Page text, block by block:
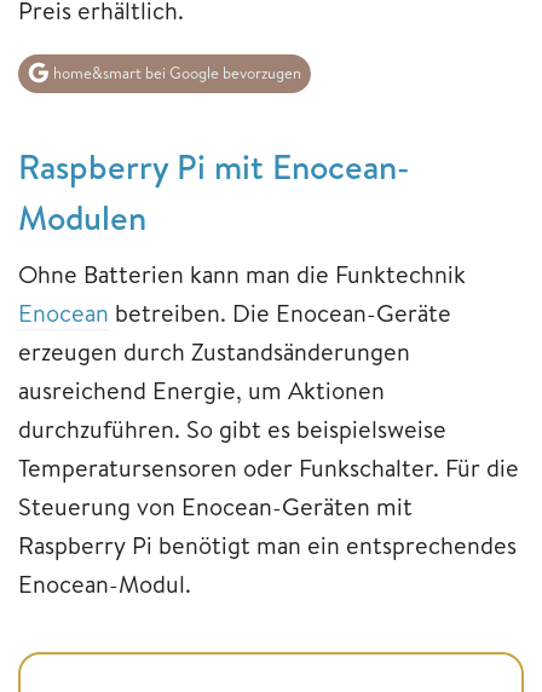
Preis erhältlich.
home&smart bei Google bevorzugen
Raspberry Pi mit Enocean-
Modulen
Ohne Batterien kann man die Funktechnik
Enocean betreiben. Die Enocean-Geräte
erzeugen durch Zustandsänderungen
ausreichend Energie, um Aktionen
durchzuführen. So gibt es beispielsweise
Temperatursensoren oder Funkschalter. Für die
Steuerung von Enocean-Geräten mit
Raspberry Pi benötigt man ein entsprechendes
Enocean-Modul.